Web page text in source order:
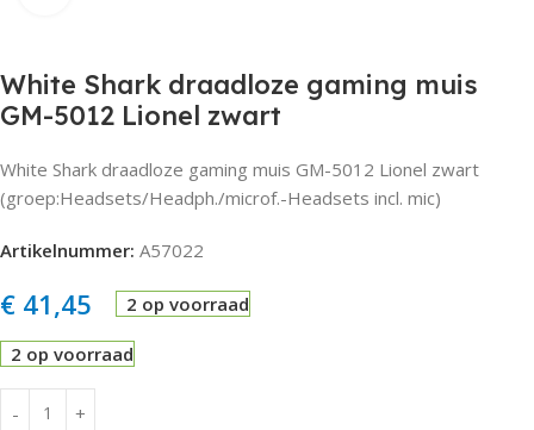
White Shark draadloze gaming muis
GM-5012 Lionel zwart
White Shark draadloze gaming muis GM-5012 Lionel zwart
(groep:Headsets/Headph./microf.-Headsets incl. mic)
Artikelnummer: A57022
€ 41,45 2 op voorraad
2 op voorraad